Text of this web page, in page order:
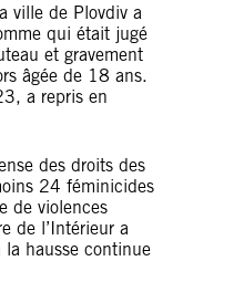
ville de Plovdiv a
qui était jugé
et gravement
âgée de 18 ans.
a repris en
des droits des
24 féminicides
de violences
de l’Intérieur a
hausse continue